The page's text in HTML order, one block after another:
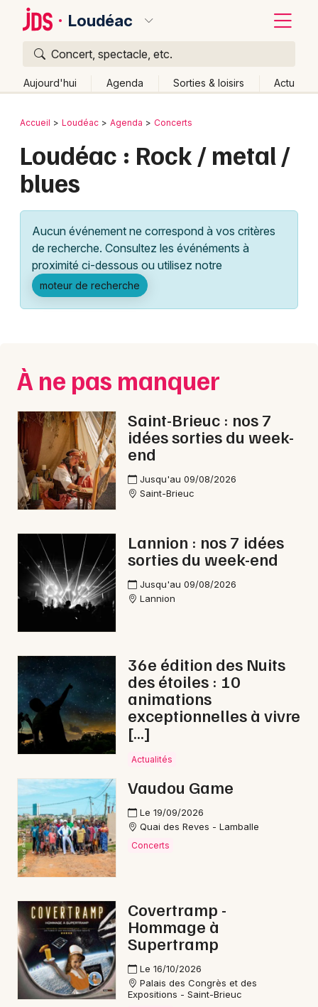
Loudéac
Concert, spectacle, etc.
Aujourd'hui Agenda Sorties & loisirs Actu
Publier un événement
Grands événements
Activité & Expérience
Manifestations
Foires & salons
Concerts
Sports
Soirées
Sorties famille
Sorties & loisirs
Rock / metal dans les Côtes d'Armor
Rock / metal en Bretagne
Newsletter des sorties
Artistes en tournée
Magazine à Loudéac
22 - Côtes d'Armor
Choisir mes départements
Bordeaux
Colmar
Lille
Lyon
Marseille
Mulhouse
Nice
Paris
Strasbourg
Toulouse
Toutes les villes
Retour
Accueil Loudéac Agenda Concerts
Loudéac : Rock / metal /
blues
Aucun événement ne correspond à vos critères
de recherche. Consultez les événéments à
proximité ci-dessous ou utilisez notre
moteur de recherche
À ne pas manquer
Saint-Brieuc : nos 7
idées sorties du week-
end
Jusqu'au 09/08/2026
Saint-Brieuc
Lannion : nos 7 idées
sorties du week-end
Jusqu'au 09/08/2026
Lannion
36e édition des Nuits
des étoiles : 10
animations
exceptionnelles à vivre
[…]
Actualités
Vaudou Game
Le 19/09/2026
Quai des Reves - Lamballe
Concerts
Covertramp -
Hommage à
Supertramp
Le 16/10/2026
Palais des Congrès et des
Expositions - Saint-Brieuc
Quoi ?
Où ?
Partout
Près de moi Changer de lieu
Quand ?
Aujourd'hui
Demain Ce week-end Autre